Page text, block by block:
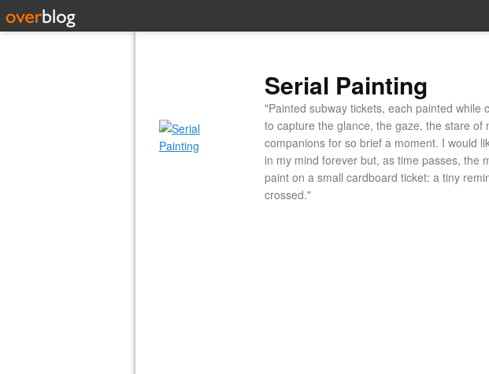
Serial Painting
"Painted subway tickets, each painted
to capture the glance, the gaze, the stare of
companions for so brief a moment. I would
in my mind forever but, as time passes, the
paint on a small cardboard ticket: a tiny
crossed."